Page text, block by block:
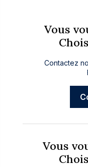
Vous
Contactez
Vous